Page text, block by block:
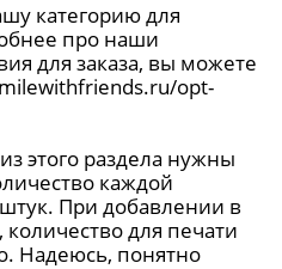
категорию для
про наши
для заказа, вы можете
opt-
этого раздела нужны
каждой
При добавлении в
для печати
Надеюсь, понятно